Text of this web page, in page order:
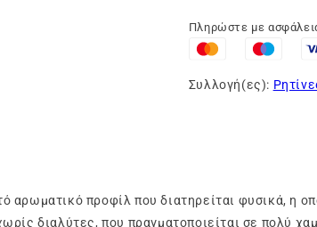
Πληρώστε με
Συλλογή(ες):
αρωματικό προφίλ που διατηρείται φυσικά,
διαλύτες, που πραγματοποιείται σε πολύ